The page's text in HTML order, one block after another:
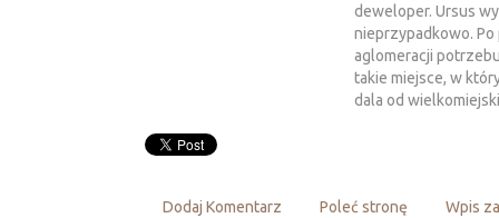
deweloper. Ursus
nieprzypadkowo. Po
aglomeracji
takie miejsce, w
dala od
Dodaj Komentarz Poleć stronę Wpis